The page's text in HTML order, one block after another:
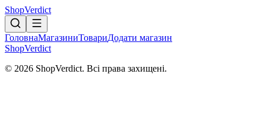
ShopVerdict
ГоловнаМагазиниТовариДодати магазин
ShopVerdict
© 2026 ShopVerdict. Всі права захищені.